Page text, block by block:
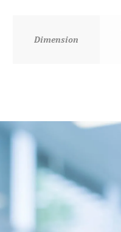
Dimension